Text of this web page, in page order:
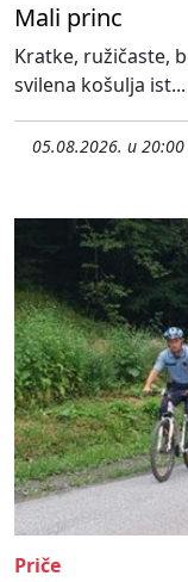
Mali princ
Kratke, ružičaste,
svilena košulja ist...
05.08.2026. u 20:00
Priče